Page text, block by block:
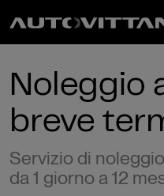
Noleggio
breve
Servizio di
da 1 giorno a 12